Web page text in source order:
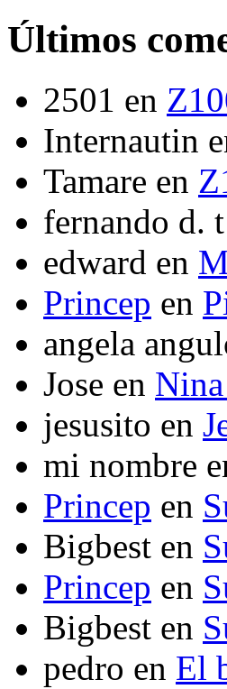
Últimos
2501 en
Internautin
Tamare en
fernando d. t
edward en
Princep en
angela
Jose en
jesusito en
mi nombre
Princep en
Bigbest en
Princep en
Bigbest en
pedro en El